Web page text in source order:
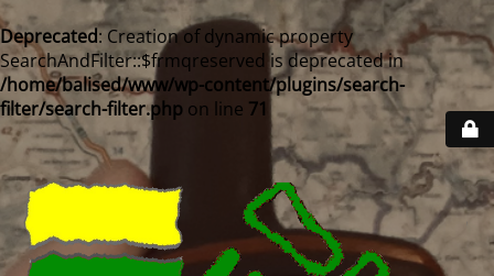
Deprecated: Creation of dynamic property
SearchAndFilter::$frmqreserved is deprecated in
/home/balised/www/wp-content/plugins/search-
filter/search-filter.php on line 71